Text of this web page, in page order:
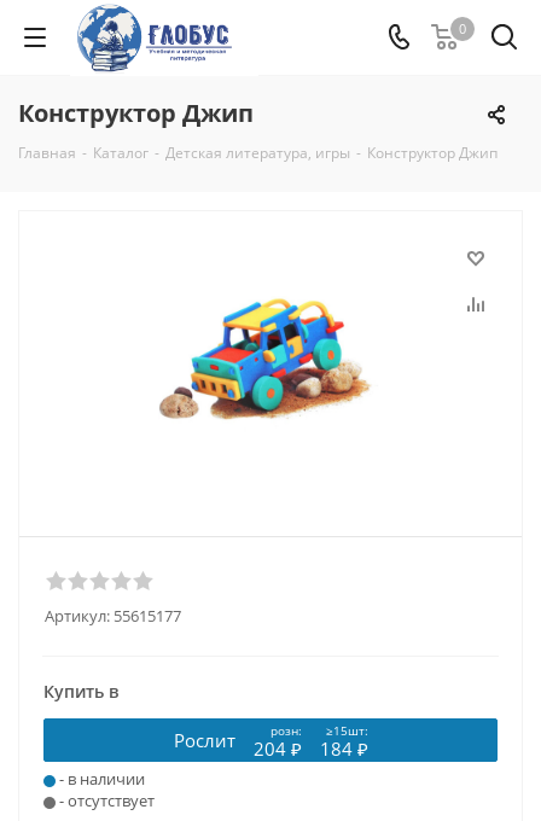
0
Конструктор Джип
Главная - Каталог - Детская литература, игры - Конструктор Джип
Артикул: 55615177
Купить в
Рослит розн: ≥15шт:
204 ₽ 184 ₽
- в наличии
- отсутствует